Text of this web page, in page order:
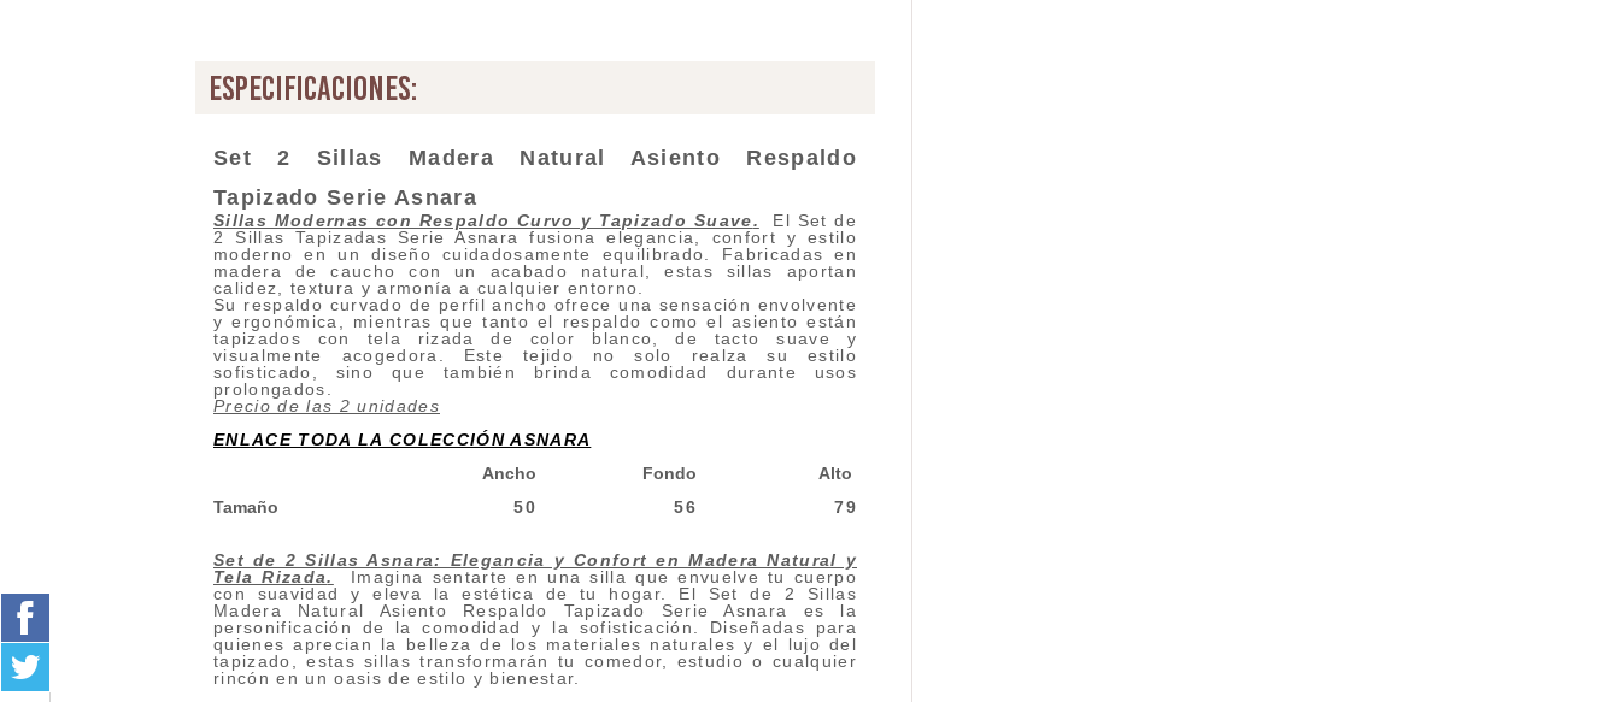
especificaciones:
Set 2 Sillas Madera Natural Asiento Respaldo
Tapizado Serie Asnara
Sillas Modernas con Respaldo Curvo y Tapizado Suave.
El Set de
2 Sillas Tapizadas Serie Asnara fusiona elegancia, confort y estilo
moderno en un diseño cuidadosamente equilibrado. Fabricadas en
madera de caucho con un acabado natural, estas sillas aportan
calidez, textura y armonía a cualquier entorno.
Su respaldo curvado de perfil ancho ofrece una sensación envolvente
y ergonómica, mientras que tanto el respaldo como el asiento están
tapizados con tela rizada de color blanco, de tacto suave y
visualmente acogedora. Este tejido no solo realza su estilo
sofisticado, sino que también brinda comodidad durante usos
prolongados.
Precio de las 2 unidades
ENLACE TODA LA COLECCIÓN ASNARA
Ancho
Fondo
Alto
Tamaño
50 56 79
Set de 2 Sillas Asnara: Elegancia y Confort en Madera Natural y
Tela Rizada.
Imagina sentarte en una silla que envuelve tu cuerpo
con suavidad y eleva la estética de tu hogar. El Set de 2 Sillas
Madera Natural Asiento Respaldo Tapizado Serie Asnara es la
personificación de la comodidad y la sofisticación. Diseñadas para
quienes aprecian la belleza de los materiales naturales y el lujo del
tapizado, estas sillas transformarán tu comedor, estudio o cualquier
rincón en un oasis de estilo y bienestar.